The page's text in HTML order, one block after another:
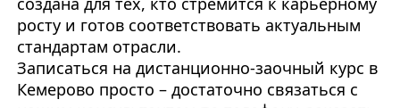
росту и готов соответствовать актуальным
стандартам отрасли.
Записаться на дистанционно-заочный курс в
Кемерово просто – достаточно связаться с